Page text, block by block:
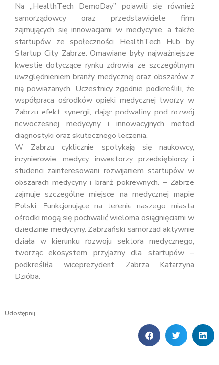
Na „HealthTech DemoDay” pojawili się również
samorządowcy oraz przedstawiciele firm
zajmujących się innowacjami w medycynie, a także
startupów ze społeczności HealthTech Hub by
Startup City Zabrze. Omawiane były najważniejsze
kwestie dotyczące rynku zdrowia ze szczególnym
uwzględnieniem branży medycznej oraz obszarów z
nią powiązanych. Uczestnicy zgodnie podkreślili, że
współpraca ośrodków opieki medycznej tworzy w
Zabrzu efekt synergii, dając podwaliny pod rozwój
nowoczesnej medycyny i innowacyjnych metod
diagnostyki oraz skutecznego leczenia.
W Zabrzu cyklicznie spotykają się naukowcy,
inżynierowie, medycy, inwestorzy, przedsiębiorcy i
studenci zainteresowani rozwijaniem startupów w
obszarach medycyny i branż pokrewnych. – Zabrze
zajmuje szczególne miejsce na medycznej mapie
Polski. Funkcjonujące na terenie naszego miasta
ośrodki mogą się pochwalić wieloma osiągnięciami w
dziedzinie medycyny. Zabrzański samorząd aktywnie
działa w kierunku rozwoju sektora medycznego,
tworząc ekosystem przyjazny dla startupów –
podkreśliła wiceprezydent Zabrza Katarzyna
Dzióba.
Udostępnij